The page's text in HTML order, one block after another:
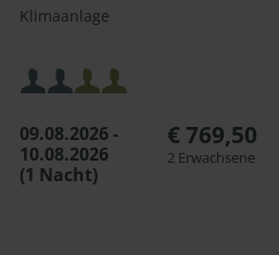
Klimaanlage
Mindestbelegung:
Maximalbelegung:
09.08.2026 -
10.08.2026
(1 Nacht)
€ 769,50
2 Erwachsene